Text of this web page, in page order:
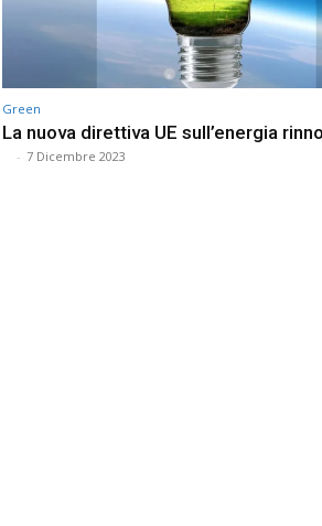
Green
La nuova direttiva UE sull’energia
- 7 Dicembre 2023